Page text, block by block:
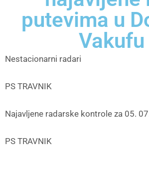
putevima u
Vakufu
Nestacionarni radari
PS TRAVNIK
Najavljene radarske kontrole za 05.
PS TRAVNIK